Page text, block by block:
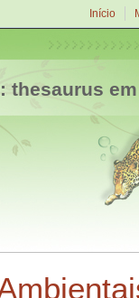
Início
thesaurus